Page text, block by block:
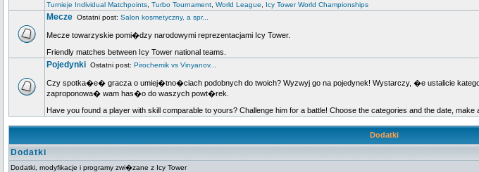
Turnieje Individual Matchpoints Turbo Tournament World League Icy Tower World Championships
Mecze Ostatni post: Salon kosmetyczny, a spr...
Mecze towarzyskie pomi�dzy narodowymi reprezentacjami Icy Tower.
Friendly matches between Icy Tower national teams.
Pojedynki Ostatni post: Pirochemik vs Vinyanov...
Czy spotka�e� gracza o umiej�tno�ciach podobnych do twoich? Wyzwyj go na pojedynek! Wystarczy, �e ustalicie
zaproponowa� wam has�o do waszych powt�rek.
Have you found a player with skill comparable to yours? Challenge him for a battle! Choose the categories and the date,
Dodatki
Dodatki
Dodatki, modyfikacje i programy zwi�zane z Icy Tower